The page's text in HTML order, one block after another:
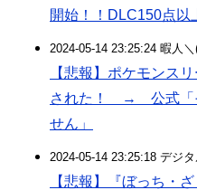
開始！！DLC150点以
2024-05-14 23:25:24 暇人
【悲報】ポケモンス
された！ → 公式「
せん」
2024-05-14 23:25:18 デジ
【悲報】『ぼっち・